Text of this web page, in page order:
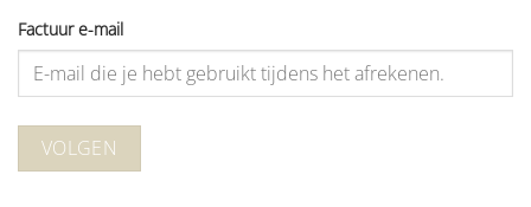
Factuur e-mail
VOLGEN